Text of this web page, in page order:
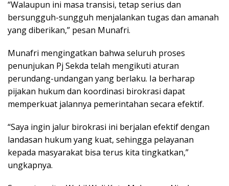
“Walaupun ini masa transisi, tetap serius dan
bersungguh-sungguh menjalankan tugas dan amanah
yang diberikan,” pesan Munafri.
Munafri mengingatkan bahwa seluruh proses
penunjukan Pj Sekda telah mengikuti aturan
perundang-undangan yang berlaku. Ia berharap
pijakan hukum dan koordinasi birokrasi dapat
memperkuat jalannya pemerintahan secara efektif.
“Saya ingin jalur birokrasi ini berjalan efektif dengan
landasan hukum yang kuat, sehingga pelayanan
kepada masyarakat bisa terus kita tingkatkan,”
ungkapnya.